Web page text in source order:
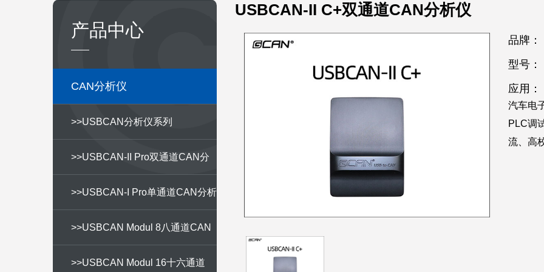
产品中心
CAN分析仪
>>USBCAN分析仪系列
>>USBCAN-II Pro双通道CAN分
析仪
>>USBCAN-I Pro单通道CAN分析
仪
>>USBCAN Modul 8八通道CAN
分析仪
>>USBCAN Modul 16十六通道
USBCAN-II C+双通道CAN分析仪
品牌：
型号：
应用：
汽车电
PLC调
流、高